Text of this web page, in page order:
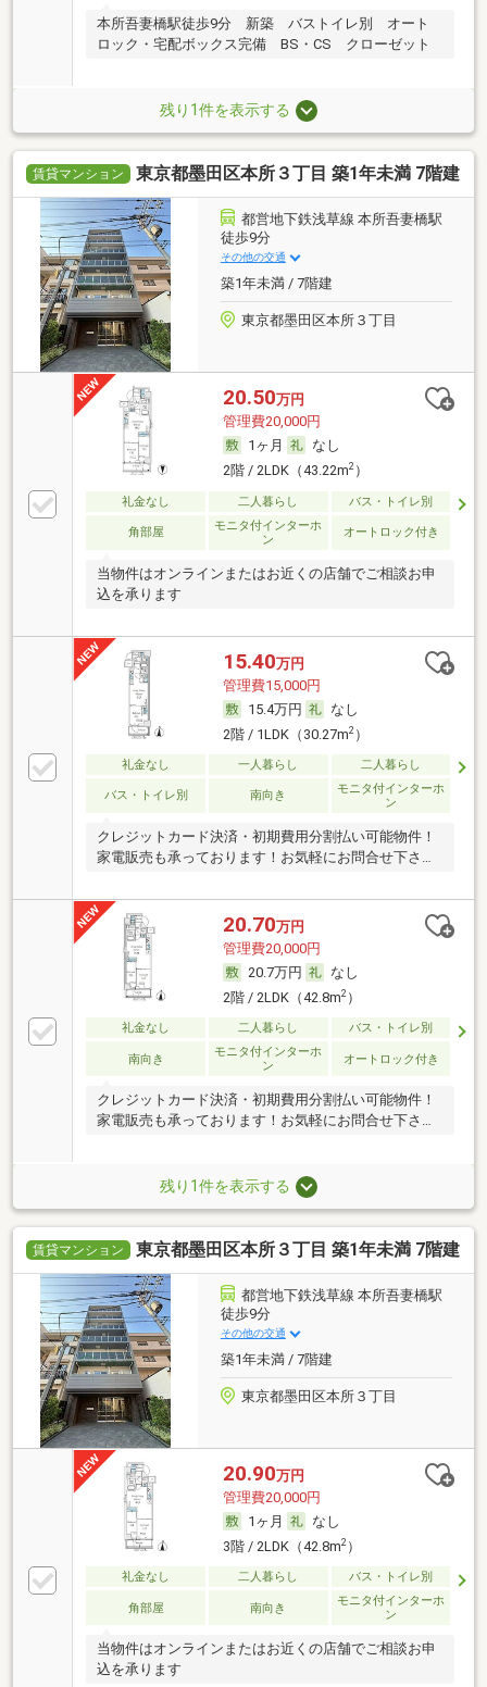
本所吾妻橋駅徒歩9分 新築 バストイレ別 オート
ロック・宅配ボックス完備 BS・CS クローゼット
残り1件を表示する
賃貸マンション 東京都墨田区本所３丁目 築1年未満 7階建
都営地下鉄浅草線 本所吾妻橋駅
徒歩9分
その他の交通
築1年未満 / 7階建
東京都墨田区本所３丁目
20.50万円
管理費20,000円
1ヶ月
なし
2階 / 2LDK（43.22m2）
礼金なし 二人暮らし バス・トイレ別
角部屋
モニタ付インターホ
ン
オートロック付き
当物件はオンラインまたはお近くの店舗でご相談お申
込を承ります
15.40万円
管理費15,000円
15.4万円
なし
2階 / 1LDK（30.27m2）
礼金なし 一人暮らし 二人暮らし
バス・トイレ別 南向き
モニタ付インターホ
ン
クレジットカード決済・初期費用分割払い可能物件！
家電販売も承っております！お気軽にお問合せ下さ
20.70万円
管理費20,000円
20.7万円
なし
2階 / 2LDK（42.8m2）
礼金なし 二人暮らし バス・トイレ別
南向き
モニタ付インターホ
ン
オートロック付き
クレジットカード決済・初期費用分割払い可能物件！
家電販売も承っております！お気軽にお問合せ下さ
残り1件を表示する
賃貸マンション 東京都墨田区本所３丁目 築1年未満 7階建
都営地下鉄浅草線 本所吾妻橋駅
徒歩9分
その他の交通
築1年未満 / 7階建
東京都墨田区本所３丁目
20.90万円
管理費20,000円
1ヶ月
なし
3階 / 2LDK（42.8m2）
礼金なし 二人暮らし バス・トイレ別
角部屋 南向き
モニタ付インターホ
ン
当物件はオンラインまたはお近くの店舗でご相談お申
込を承ります